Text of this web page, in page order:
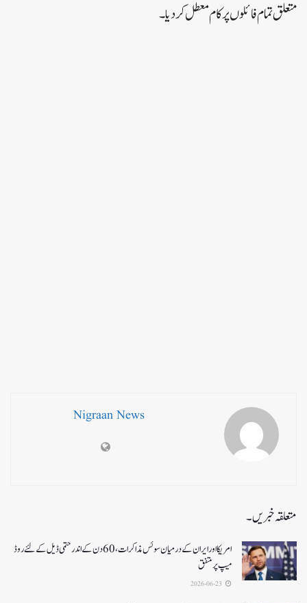
متعلق تمام فائلوں پر کام معطل کردیا۔
Nigraan News
متعلقہ خبریں۔
امریکا اور ایران کے درمیان سوئس مذاکرات ، 60دن کے اندر حتمی ڈیل کےلئے روڈ
میپ پر متفق